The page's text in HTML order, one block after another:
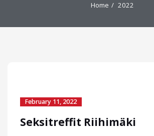
Home 2022
February 11, 2022
Seksitreffit Riihimäki